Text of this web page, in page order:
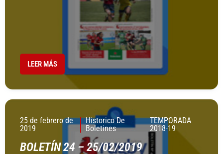
LEER MÁS
25 de febrero de
2019
Historico De
Boletines
TEMPORADA
2018-19
BOLETÍN 24 – 25/02/2019